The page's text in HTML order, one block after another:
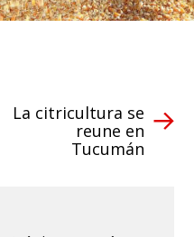
La citricultura se
reune en
Tucumán